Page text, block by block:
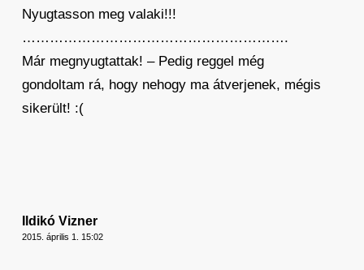
Nyugtasson meg valaki!!!
………………………………………………….
Már megnyugtattak! – Pedig reggel még
gondoltam rá, hogy nehogy ma átverjenek, mégis
sikerült! :(
Ildikó Vizner
2015. április 1. 15:02